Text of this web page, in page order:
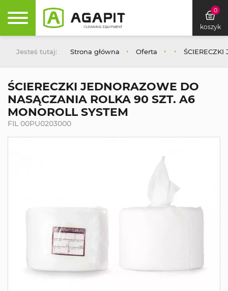
0
koszyk
Jesteś tutaj: Strona główna Oferta
ŚCIERECZKI JEDNORAZOWE DO
NASĄCZANIA ROLKA 90 SZT. A6
MONOROLL SYSTEM
FIL 00PU0203000